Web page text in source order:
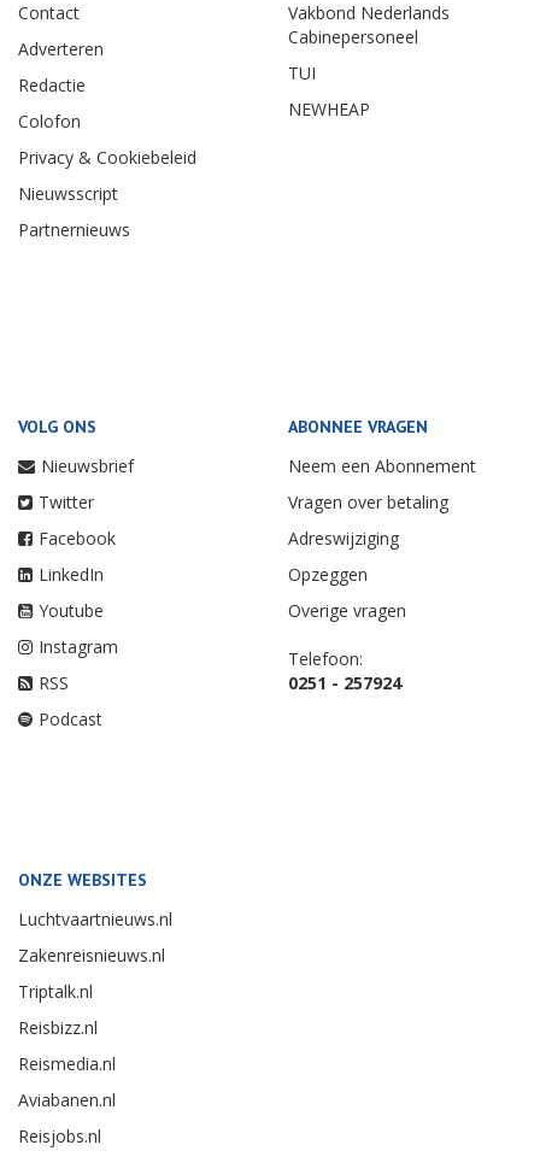
Contact
Adverteren
Redactie
Colofon
Privacy & Cookiebeleid
Nieuwsscript
Partnernieuws
Vakbond Nederlands
Cabinepersoneel
TUI
NEWHEAP
VOLG ONS
Nieuwsbrief
Twitter
Facebook
LinkedIn
Youtube
Instagram
RSS
Podcast
ABONNEE VRAGEN
Neem een Abonnement
Vragen over betaling
Adreswijziging
Opzeggen
Overige vragen
Telefoon:
0251 - 257924
ONZE WEBSITES
Luchtvaartnieuws.nl
Zakenreisnieuws.nl
Triptalk.nl
Reisbizz.nl
Reismedia.nl
Aviabanen.nl
Reisjobs.nl